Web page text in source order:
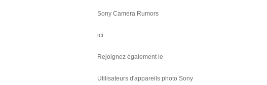
Sony Camera Rumors
ici.
Rejoignez également le
Utilisateurs d'appareils photo Sony